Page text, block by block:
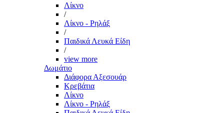
Λίκνο
/
Λίκνο - Ρηλάξ
/
Παιδικά Λευκά Είδη
/
view more
Δωμάτιο
Διάφορα Αξεσουάρ
Κρεβάτια
Λίκνο
Λίκνο - Ρηλάξ